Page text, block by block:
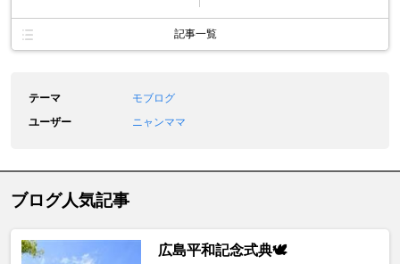
記事一覧
テーマ
モブログ
ユーザー
ニャンママ
ブログ人気記事
広島平和記念式典🕊️